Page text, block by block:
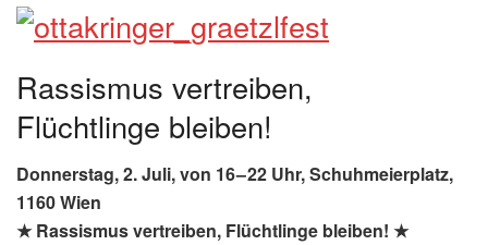
Rassismus vertreiben,
Flüchtlinge bleiben!
Donnerstag, 2. Juli, von 16 – 22 Uhr, Schuhmeierplatz,
1160 Wien
★ Rassismus vertreiben, Flüchtlinge bleiben! ★